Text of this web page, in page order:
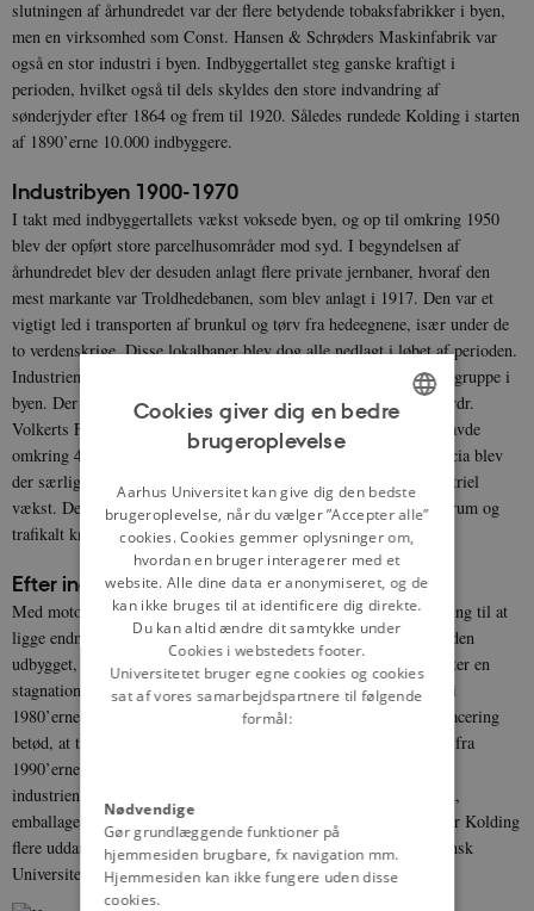
slutningen af århundredet var der flere betydende tobaksfabrikker i byen,
men en virksomhed som Const. Hansen & Schrøders Maskinfabrik var
også en stor industri i byen. Indbyggertallet steg ganske kraftigt i
perioden, hvilket også til dels skyldes den store indvandring af
sønderjyder efter 1864 og frem til 1920. Således rundede Kolding i starten
af 1890’erne 10.000 indbyggere.
Industribyen 1900-1970
I takt med indbyggertallets vækst voksede byen, og op til omkring 1950
blev der opført store parcelhusområder mod syd. I begyndelsen af
århundredet blev der desuden anlagt flere private jernbaner, hvoraf den
mest markante var Troldhedebanen, som blev anlagt i 1917. Den var et
vigtigt led i transporten af brunkul og tørv fra hedeegnene, især under de
to verdenskrige. Disse lokalbaner blev dog alle nedlagt i løbet af perioden.
Industrien voksede og var i 1960 den mest dominerende erhvervsgruppe i
byen. Der var således store industriforetagender i byen, såsom Brdr.
Volkerts Fabrikker og De Danske Mejeriers Maskinfabrik, der havde
omkring 400 ansatte. Til dels i samarbejde med Vejle og Fredericia blev
der særligt fra 1960’erne skabt grobund for en usædvanlig industriel
vækst. Det såkaldte Trekantsområde blev både et industrielt centrum og
trafikalt knudepunkt med betydning for hele landet.
Efter industrien 1970 til i dag
Med motorvejenes anlæggelser fra 1970’erne og frem kom Kolding til at
ligge endnu mere centralt i det trafikale net, og havnen blev desuden
udbygget, så den i dag er Danmarks 10. største erhvervshavn. Efter en
stagnation i 1970’erne begyndte indbyggertallet således at vokse i
1980’erne og lå i 2004 på omkring 55.000. Den gode trafikale placering
betød, at transport- og speditionssektorerne voksede meget, især fra
1990’erne. Desuden har byen udviklet en stor engroshandel, men
industrien er også stadig vigtig inden for områder som elektronik,
emballage og jern og metal. Udover at være kommunecentrum har Kolding
flere uddannelsesinstitutioner, og fra 1998 flyttede dele af Syddansk
Universitet ligeledes til byen.
DANISH
Cookies giver dig en bedre
brugeroplevelse
Aarhus Universitet kan give dig den bedste
brugeroplevelse, når du vælger ”Accepter alle”
cookies. Cookies gemmer oplysninger om,
hvordan en bruger interagerer med et
website. Alle dine data er anonymiseret, og de
kan ikke bruges til at identificere dig direkte.
Du kan altid ændre dit samtykke under
Cookies i webstedets footer.
Universitetet bruger egne cookies og cookies
sat af vores samarbejdspartnere til følgende
formål:
Nødvendige
Gør grundlæggende funktioner på
hjemmesiden brugbare, fx navigation mm.
Hjemmesiden kan ikke fungere uden disse
cookies.